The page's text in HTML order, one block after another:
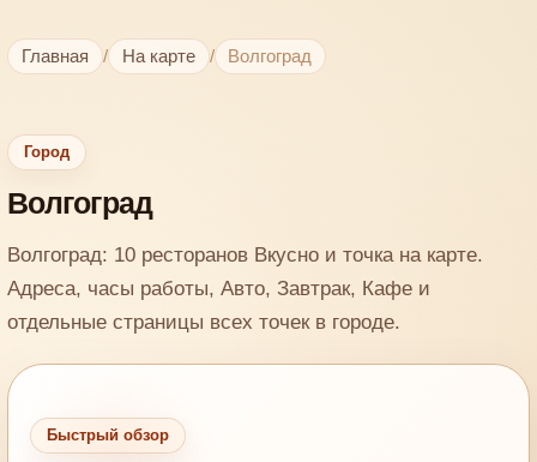
Главная / На карте / Волгоград
Город
Волгоград
Волгоград: 10 ресторанов Вкусно и точка на карте.
Адреса, часы работы, Авто, Завтрак, Кафе и
отдельные страницы всех точек в городе.
Быстрый обзор